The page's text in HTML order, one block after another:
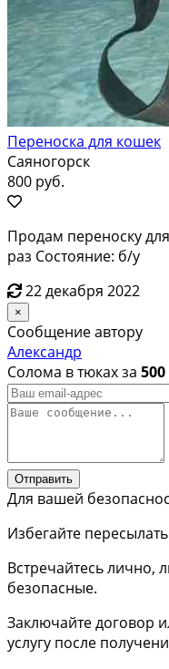
Переноска для кошек
Саяногорск
800 руб.
Продам переноску
раз Состояние: б/у
22 декабря 2022
×
Сообщение автору
Александр
Солома в тюках за
Отправить
Для вашей
Избегайте
Встречайтесь лично,
безопасные.
Заключайте договор
услугу после